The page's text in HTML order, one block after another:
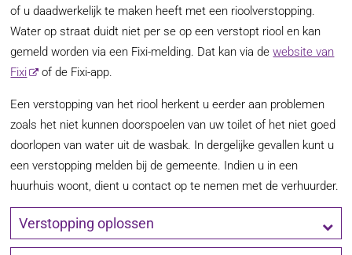
of u daadwerkelijk te maken heeft met een rioolverstopping.
Water op straat duidt niet per se op een verstopt riool en kan
gemeld worden via een Fixi-melding. Dat kan via dewebsite van
Fixi
of de Fixi-app.
Een verstopping van het riool herkent u eerder aan problemen
zoals het niet kunnen doorspoelen van uw toilet of het niet goed
doorlopen van water uit de wasbak. In dergelijke gevallen kunt u
een verstopping melden bij de gemeente. Indien u in een
huurhuis woont, dient u contact op te nemen met de verhuurder.
Verstopping oplossen